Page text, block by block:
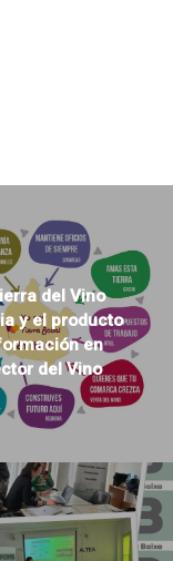
del Vino
y el producto
en
del Vino